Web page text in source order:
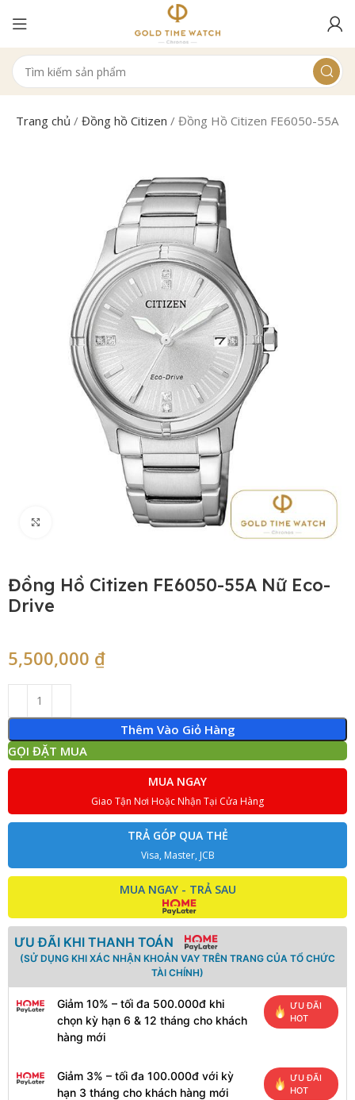
Trang chủ /Đồng hồ Citizen /Đồng Hồ Citizen FE6050-55A
Đồng Hồ Citizen FE6050-55A Nữ Eco-
Drive
5,500,000 ₫
Thêm Vào Giỏ Hàng
GỌI ĐẶT MUA
MUA NGAY
Giao Tận Nơi Hoặc Nhận Tại Cửa Hàng
TRẢ GÓP QUA THẺ
Visa, Master, JCB
MUA NGAY - TRẢ SAU
ƯU ĐÃI KHI THANH TOÁN
(SỬ DỤNG KHI XÁC NHẬN KHOẢN VAY TRÊN TRANG CỦA TỔ CHỨC
TÀI CHÍNH)
Giảm 10% – tối đa 500.000đ khi
chọn kỳ hạn 6 & 12 tháng cho khách
hàng mới
ƯU ĐÃI
HOT
Giảm 3% – tối đa 100.000đ với kỳ
hạn 3 tháng cho khách hàng mới
ƯU ĐÃI
HOT